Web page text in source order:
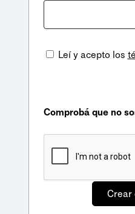
Leí y acepto los
Comprobá que no